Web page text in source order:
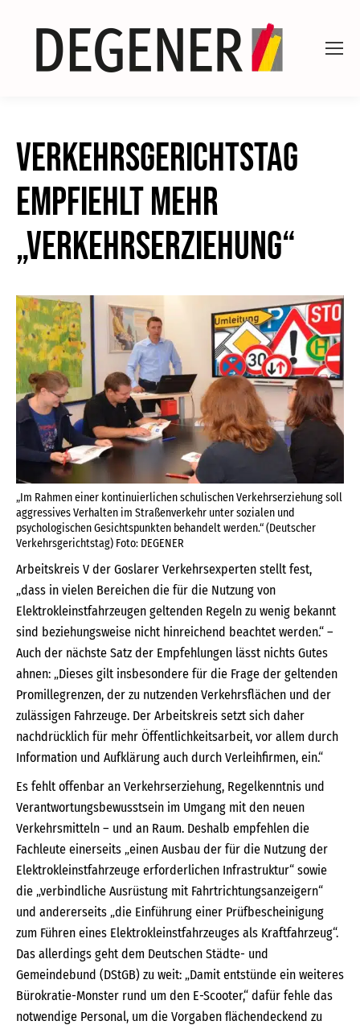
Verkehrsgerichtstag
empfiehlt mehr
„Verkehrserziehung“
„Im Rahmen einer kontinuierlichen schulischen Verkehrserziehung soll
aggressives Verhalten im Straßenverkehr unter sozialen und
psychologischen Gesichtspunkten behandelt werden.“ (Deutscher
Verkehrsgerichtstag) Foto: DEGENER
Arbeitskreis V der Goslarer Verkehrsexperten stellt fest,
„dass in vielen Bereichen die für die Nutzung von
Elektrokleinstfahrzeugen geltenden Regeln zu wenig bekannt
sind beziehungsweise nicht hinreichend beachtet werden.“ –
Auch der nächste Satz der Empfehlungen lässt nichts Gutes
ahnen: „Dieses gilt insbesondere für die Frage der geltenden
Promillegrenzen, der zu nutzenden Verkehrsflächen und der
zulässigen Fahrzeuge. Der Arbeitskreis setzt sich daher
nachdrücklich für mehr Öffentlichkeitsarbeit, vor allem durch
Information und Aufklärung auch durch Verleihfirmen, ein.“
Es fehlt offenbar an Verkehrserziehung, Regelkenntnis und
Verantwortungsbewusstsein im Umgang mit den neuen
Verkehrsmitteln – und an Raum. Deshalb empfehlen die
Fachleute einerseits „einen Ausbau der für die Nutzung der
Elektrokleinstfahrzeuge erforderlichen Infrastruktur“ sowie
die „verbindliche Ausrüstung mit Fahrtrichtungsanzeigern“
und andererseits „die Einführung einer Prüfbescheinigung
zum Führen eines Elektrokleinstfahrzeuges als Kraftfahrzeug“.
Das allerdings geht dem Deutschen Städte- und
Gemeindebund (DStGB) zu weit: „Damit entstünde ein weiteres
Bürokratie-Monster rund um den E-Scooter,“ dafür fehle das
notwendige Personal, um die Vorgaben ﬂächendeckend zu